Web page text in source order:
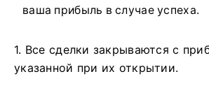
ваша прибыль в случае успеха.
1. Все сделки закрываются с
указанной при их открытии.